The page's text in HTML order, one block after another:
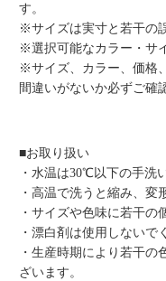
す。
※サイズは実寸と若干の
※選択可能なカラー・サ
※サイズ、カラー、価格
間違いがないか必ずご確
■お取り扱い
・水温は30℃以下の手洗
・高温で洗うと縮み、変
・サイズや色味に若干の
・漂白剤は使用しないで
・生産時期により若干
ざいます。